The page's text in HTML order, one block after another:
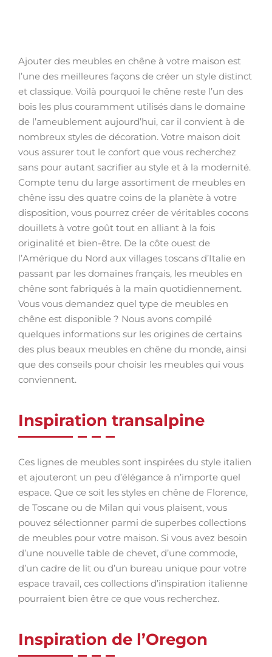
Ajouter des meubles en chêne à votre maison est
l’une des meilleures façons de créer un style distinct
et classique. Voilà pourquoi le chêne reste l’un des
bois les plus couramment utilisés dans le domaine
de l’ameublement aujourd’hui, car il convient à de
nombreux styles de décoration. Votre maison doit
vous assurer tout le confort que vous recherchez
sans pour autant sacrifier au style et à la modernité.
Compte tenu du large assortiment de meubles en
chêne issu des quatre coins de la planète à votre
disposition, vous pourrez créer de véritables cocons
douillets à votre goût tout en alliant à la fois
originalité et bien-être. De la côte ouest de
l’Amérique du Nord aux villages toscans d’Italie en
passant par les domaines français, les meubles en
chêne sont fabriqués à la main quotidiennement.
Vous vous demandez quel type de meubles en
chêne est disponible ? Nous avons compilé
quelques informations sur les origines de certains
des plus beaux meubles en chêne du monde, ainsi
que des conseils pour choisir les meubles qui vous
conviennent.
Inspiration transalpine
Ces lignes de meubles sont inspirées du style italien
et ajouteront un peu d’élégance à n’importe quel
espace. Que ce soit les styles en chêne de Florence,
de Toscane ou de Milan qui vous plaisent, vous
pouvez sélectionner parmi de superbes collections
de meubles pour votre maison. Si vous avez besoin
d’une nouvelle table de chevet, d’une commode,
d’un cadre de lit ou d’un bureau unique pour votre
espace travail, ces collections d’inspiration italienne
pourraient bien être ce que vous recherchez.
Inspiration de l’Oregon